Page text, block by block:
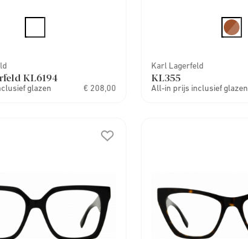
KL6194
glazen € 208,00
Karl Lagerfeld
KL355
All-in prijs inclusief glazen